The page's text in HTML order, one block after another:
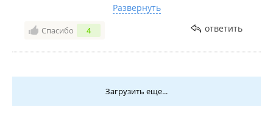
магазина... никакая ... "информацию передадим
руководству"! Очень жаль, что магазин который
себя ранее зарекомендовал с положительной
стороны, никак не отреагировал на замечания
Развернуть
Спасибо 4 ответить
Загрузить еще...